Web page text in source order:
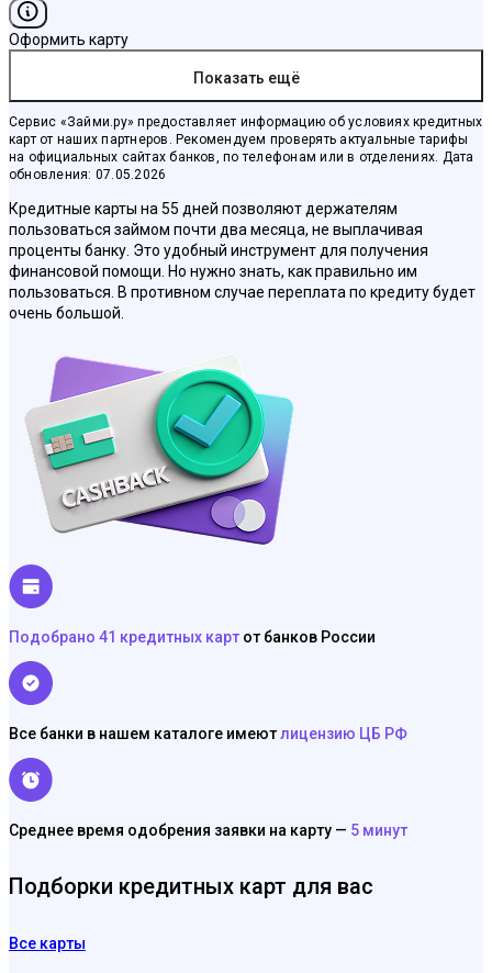
Оформить карту
Показать ещё
Сервис «Займи.ру» предоставляет информацию об условиях кредитных
карт от наших партнеров. Рекомендуем проверять актуальные тарифы
на официальных сайтах банков, по телефонам или в отделениях. Дата
обновления: 07.05.2026
Кредитные карты на 55 дней позволяют держателям
пользоваться займом почти два месяца, не выплачивая
проценты банку. Это удобный инструмент для получения
финансовой помощи. Но нужно знать, как правильно им
пользоваться. В противном случае переплата по кредиту будет
очень большой.
Подобрано 41 кредитных карт от банков России
Все банки в нашем каталоге имеютлицензию ЦБ РФ
Среднее время одобрения заявки на карту — 5 минут
Подборки кредитных карт для вас
Все карты